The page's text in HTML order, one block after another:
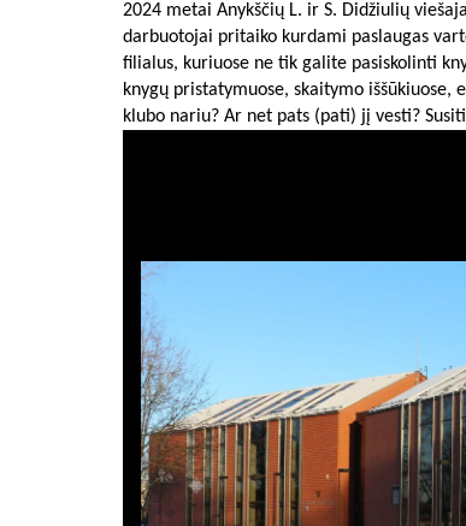
2024 metai Anykščių L. ir S. Didžiulių
darbuotojai pritaiko kurdami paslaugas
filialus, kuriuose ne tik galite pasiskolinti
knygų pristatymuose, skaitymo
klubo nariu? Ar net pats (pati) jį vesti?